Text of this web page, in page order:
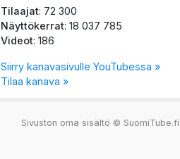
Tilaajat: 72 300
Näyttökerrat: 18 037 785
Videot: 186
Siirry kanavasivulle YouTubessa »
Tilaa kanava »
Sivuston oma sisältö ©